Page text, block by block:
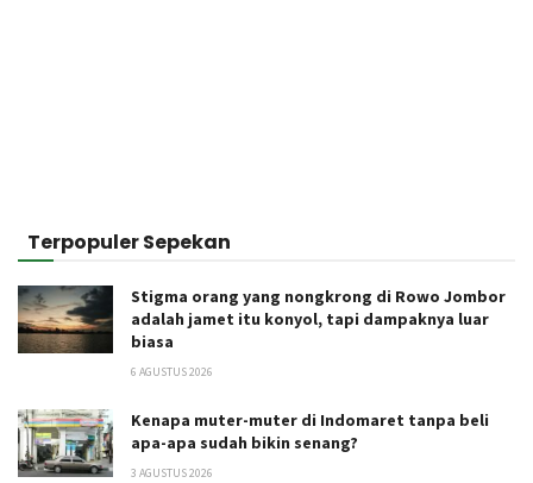
Terpopuler Sepekan
Stigma orang yang nongkrong di Rowo Jombor
adalah jamet itu konyol, tapi dampaknya luar
biasa
6 AGUSTUS 2026
Kenapa muter-muter di Indomaret tanpa beli
apa-apa sudah bikin senang?
3 AGUSTUS 2026